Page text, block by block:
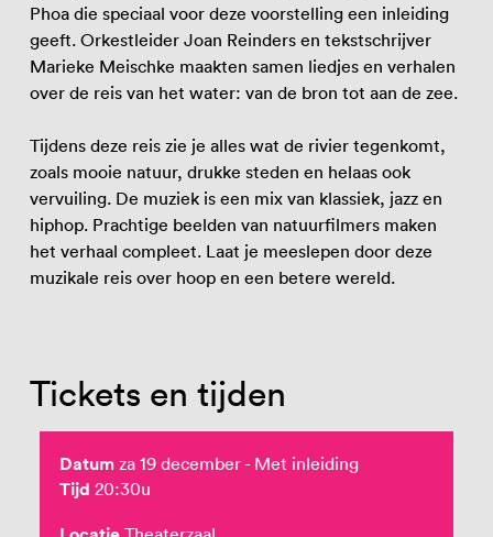
Phoa die speciaal voor deze voorstelling een inleiding
geeft. Orkestleider Joan Reinders en tekstschrijver
Marieke Meischke maakten samen liedjes en verhalen
over de reis van het water: van de bron tot aan de zee.
Tijdens deze reis zie je alles wat de rivier tegenkomt,
zoals mooie natuur, drukke steden en helaas ook
vervuiling. De muziek is een mix van klassiek, jazz en
hiphop. Prachtige beelden van natuurfilmers maken
het verhaal compleet. Laat je meeslepen door deze
muzikale reis over hoop en een betere wereld.
Tickets en tijden
Datum za 19 december - Met inleiding
Tijd 20:30u